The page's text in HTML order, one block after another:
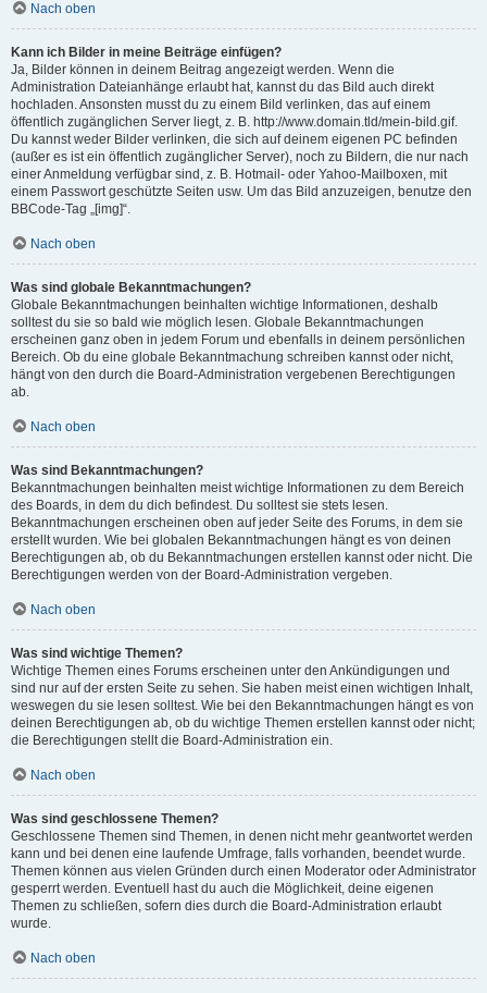
Nach oben
Kann ich Bilder in meine Beiträge einfügen?
Ja, Bilder können in deinem Beitrag angezeigt werden. Wenn die
Administration Dateianhänge erlaubt hat, kannst du das Bild auch direkt
hochladen. Ansonsten musst du zu einem Bild verlinken, das auf einem
öffentlich zugänglichen Server liegt, z. B. http://www.domain.tld/mein-bild.gif.
Du kannst weder Bilder verlinken, die sich auf deinem eigenen PC befinden
(außer es ist ein öffentlich zugänglicher Server), noch zu Bildern, die nur nach
einer Anmeldung verfügbar sind, z. B. Hotmail- oder Yahoo-Mailboxen, mit
einem Passwort geschützte Seiten usw. Um das Bild anzuzeigen, benutze den
BBCode-Tag „[img]“.
Nach oben
Was sind globale Bekanntmachungen?
Globale Bekanntmachungen beinhalten wichtige Informationen, deshalb
solltest du sie so bald wie möglich lesen. Globale Bekanntmachungen
erscheinen ganz oben in jedem Forum und ebenfalls in deinem persönlichen
Bereich. Ob du eine globale Bekanntmachung schreiben kannst oder nicht,
hängt von den durch die Board-Administration vergebenen Berechtigungen
ab.
Nach oben
Was sind Bekanntmachungen?
Bekanntmachungen beinhalten meist wichtige Informationen zu dem Bereich
des Boards, in dem du dich befindest. Du solltest sie stets lesen.
Bekanntmachungen erscheinen oben auf jeder Seite des Forums, in dem sie
erstellt wurden. Wie bei globalen Bekanntmachungen hängt es von deinen
Berechtigungen ab, ob du Bekanntmachungen erstellen kannst oder nicht. Die
Berechtigungen werden von der Board-Administration vergeben.
Nach oben
Was sind wichtige Themen?
Wichtige Themen eines Forums erscheinen unter den Ankündigungen und
sind nur auf der ersten Seite zu sehen. Sie haben meist einen wichtigen Inhalt,
weswegen du sie lesen solltest. Wie bei den Bekanntmachungen hängt es von
deinen Berechtigungen ab, ob du wichtige Themen erstellen kannst oder nicht;
die Berechtigungen stellt die Board-Administration ein.
Nach oben
Was sind geschlossene Themen?
Geschlossene Themen sind Themen, in denen nicht mehr geantwortet werden
kann und bei denen eine laufende Umfrage, falls vorhanden, beendet wurde.
Themen können aus vielen Gründen durch einen Moderator oder Administrator
gesperrt werden. Eventuell hast du auch die Möglichkeit, deine eigenen
Themen zu schließen, sofern dies durch die Board-Administration erlaubt
wurde.
Nach oben